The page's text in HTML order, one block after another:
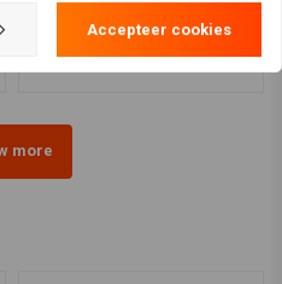
€108,24
more
Accepteer cookies